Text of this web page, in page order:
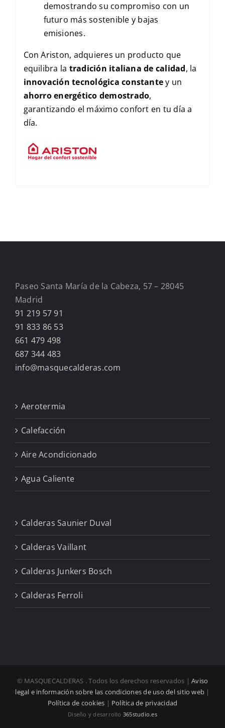
demostrando su compromiso con un
futuro más sostenible y bajas
emisiones.
Con Ariston, adquieres un producto que
equilibra la tradición italiana de calidad, la
innovación tecnológica constantey un
ahorro energético demostrado,
garantizando el máximo confort en tu día a
día.
Paseo Santa María de la Cabeza, 57 – 28045
Madrid
91 219 57 91
91 833 86 53
661 479 498
687 344 483
info@masquecalderas.com
Aerotermia
Calefacción
Aire Acondicionado
Agua Caliente
Calderas Saunier Duval
Calderas Vaillant
Calderas Junkers Bosch
Calderas Ferroli
© MASQUECALDERAS . Todos los derechos reservados |Aviso
legal e información sobre las condiciones de uso del sitio web |
Política de cookies | Política de privacidad
Diseño y desarrollo 365studio.es